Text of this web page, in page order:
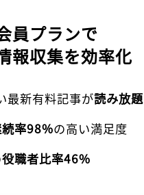
員プランで
報収集を効率化
最新有料記事が読み放題
率98%の高い満足度
役職者比率46%
ログイン